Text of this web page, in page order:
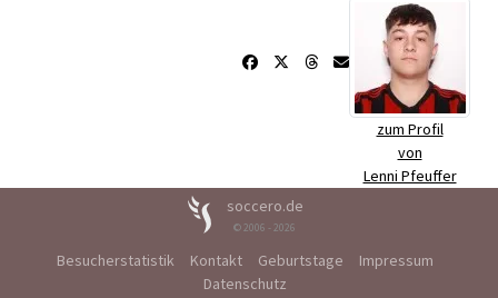
zum Profil
von
Lenni Pfeuffer
soccero.de
© 2006 - 2026
Besucherstatistik Kontakt Geburtstage
Impressum
Datenschutz